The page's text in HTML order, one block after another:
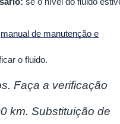
manual de manutenção e
o fluido.
Faça a verificação
km. Substituição de